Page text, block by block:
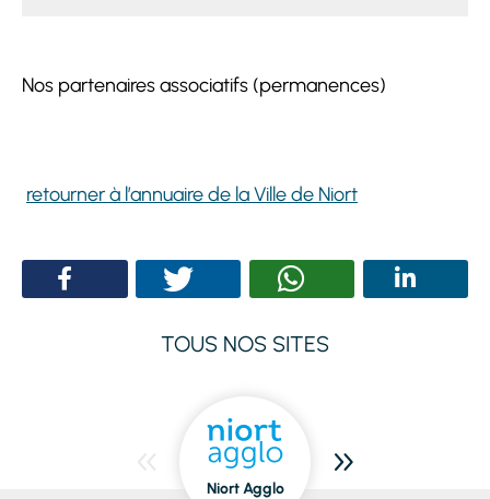
Nos partenaires associatifs (permanences)
retourner à l’annuaire de la Ville de Niort
TOUS NOS SITES
Niort Agglo